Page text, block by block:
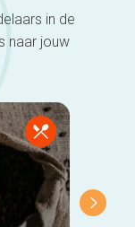
in de
naar jouw